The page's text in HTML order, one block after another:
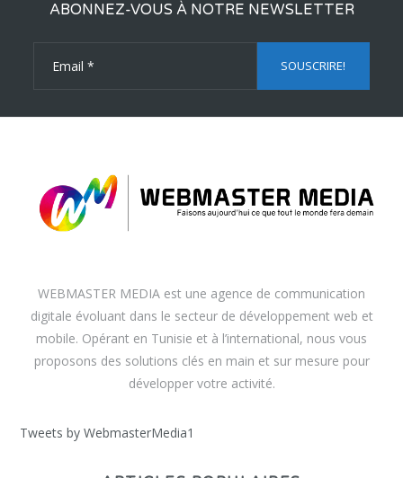
ABONNEZ-VOUS À NOTRE NEWSLETTER
WEBMASTER MEDIA est une agence de communication
digitale évoluant dans le secteur de développement web et
mobile. Opérant en Tunisie et à l’international, nous vous
proposons des solutions clés en main et sur mesure pour
développer votre activité.
Tweets by WebmasterMedia1